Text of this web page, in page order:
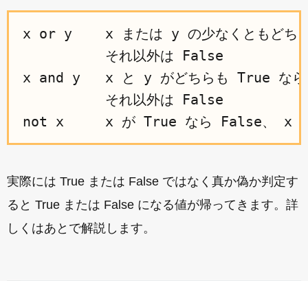
x or y    x または y の少なくともどち
          それ以外は False
x and y   x と y がどちらも True な
          それ以外は False
実際には True または False ではなく真か偽か判定す
ると True または False になる値が帰ってきます。詳
しくはあとで解説します。